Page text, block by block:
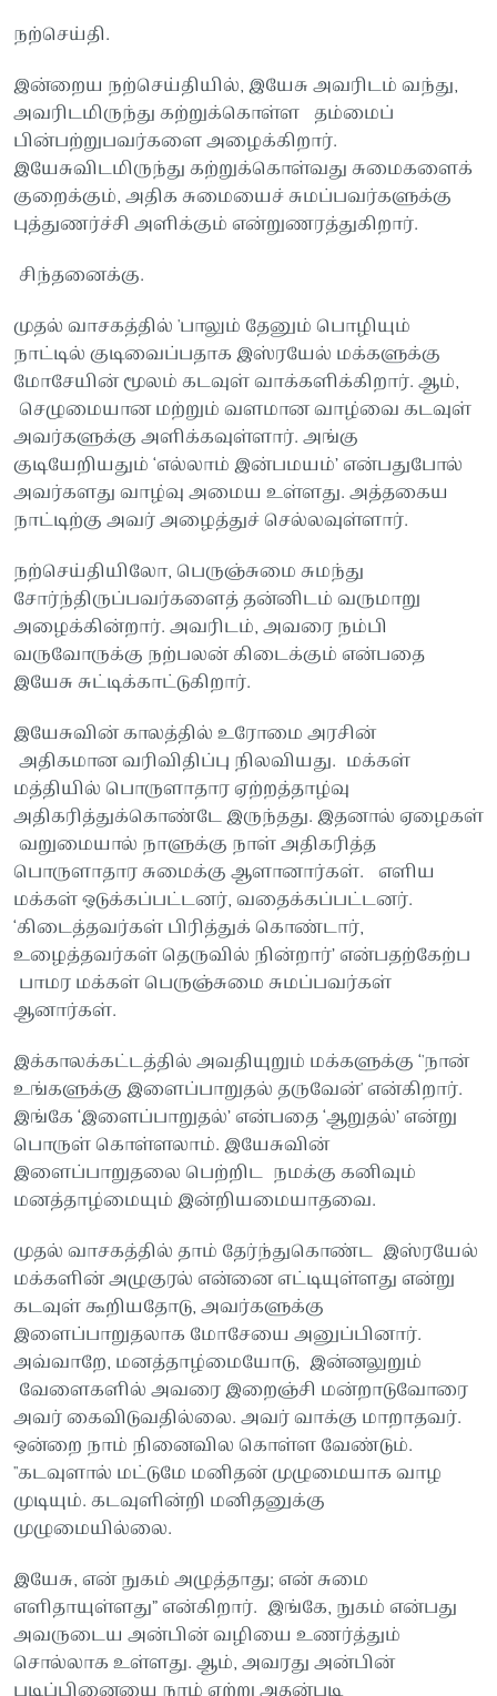
நற்செய்தி.
இன்றைய நற்செய்தியில், இயேசு அவரிடம் வந்து,
அவரிடமிருந்து கற்றுக்கொள்ள தம்மைப்
பின்பற்றுபவர்களை அழைக்கிறார்.
இயேசுவிடமிருந்து கற்றுக்கொள்வது சுமைகளைக்
குறைக்கும், அதிக சுமையைச் சுமப்பவர்களுக்கு
புத்துணர்ச்சி அளிக்கும் என்றுணரத்துகிறார்.
சிந்தனைக்கு.
முதல் வாசகத்தில் 'பாலும் தேனும் பொழியும்
நாட்டில் குடிவைப்பதாக இஸ்ரயேல் மக்களுக்கு
மோசேயின் மூலம் கடவுள் வாக்களிக்கிறார். ஆம்,
செழுமையான மற்றும் வளமான வாழ்வை கடவுள்
அவர்களுக்கு அளிக்கவுள்ளார். அங்கு
குடியேறியதும் ‘எல்லாம் இன்பமயம்’ என்பதுபோல்
அவர்களது வாழ்வு அமைய உள்ளது. அத்தகைய
நாட்டிற்கு அவர் அழைத்துச் செல்லவுள்ளார்.
நற்செய்தியிலோ, பெருஞ்சுமை சுமந்து
சோர்ந்திருப்பவர்களைத் தன்னிடம் வருமாறு
அழைக்கின்றார். அவரிடம், அவரை நம்பி
வருவோருக்கு நற்பலன் கிடைக்கும் என்பதை
இயேசு சுட்டிக்காட்டுகிறார்.
இயேசுவின் காலத்தில் உரோமை அரசின்
அதிகமான வரிவிதிப்பு நிலவியது. மக்கள்
மத்தியில் பொருளாதார ஏற்றத்தாழ்வு
அதிகரித்துக்கொண்டே இருந்தது. இதனால் ஏழைகள்
வறுமையால் நாளுக்கு நாள் அதிகரித்த
பொருளாதார சுமைக்கு ஆளானார்கள். எளிய
மக்கள் ஒடுக்கப்பட்டனர், வதைக்கப்பட்டனர்.
‘கிடைத்தவர்கள் பிரித்துக் கொண்டார்,
உழைத்தவர்கள் தெருவில் நின்றார்’ என்பதற்கேற்ப
பாமர மக்கள் பெருஞ்சுமை சுமப்பவர்கள்
ஆனார்கள்.
இக்காலக்கட்டத்தில் அவதியுறும் மக்களுக்கு ‘'நான்
உங்களுக்கு இளைப்பாறுதல் தருவேன்' என்கிறார்.
இங்கே ‘இளைப்பாறுதல்’ என்பதை ‘ஆறுதல்’ என்று
பொருள் கொள்ளலாம். இயேசுவின்
இளைப்பாறுதலை பெற்றிட நமக்கு கனிவும்
மனத்தாழ்மையும் இன்றியமையாதவை.
முதல் வாசகத்தில் தாம் தேர்ந்துகொண்ட இஸ்ரயேல்
மக்களின் அழுகுரல் என்னை எட்டியுள்ளது என்று
கடவுள் கூறியதோடு, அவர்களுக்கு
இளைப்பாறுதலாக மோசேயை அனுப்பினார்.
அவ்வாறே, மனத்தாழ்மையோடு, இன்னலுறும்
வேளைகளில் அவரை இறைஞ்சி மன்றாடுவோரை
அவர் கைவிடுவதில்லை. அவர் வாக்கு மாறாதவர்.
ஒன்றை நாம் நினைவில கொள்ள வேண்டும்.
"கடவுளால் மட்டுமே மனிதன் முழுமையாக வாழ
முடியும். கடவுளின்றி மனிதனுக்கு
முழுமையில்லை.
இயேசு, என் நுகம் அழுத்தாது; என் சுமை
எளிதாயுள்ளது” என்கிறார். இங்கே, நுகம் என்பது
அவருடைய அன்பின் வழியை உணர்த்தும்
சொல்லாக உள்ளது. ஆம், அவரது அன்பின்